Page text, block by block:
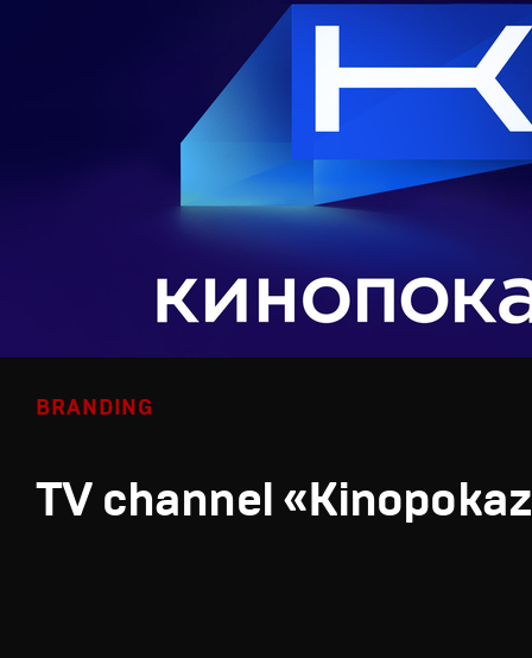
BRANDING
TV channel